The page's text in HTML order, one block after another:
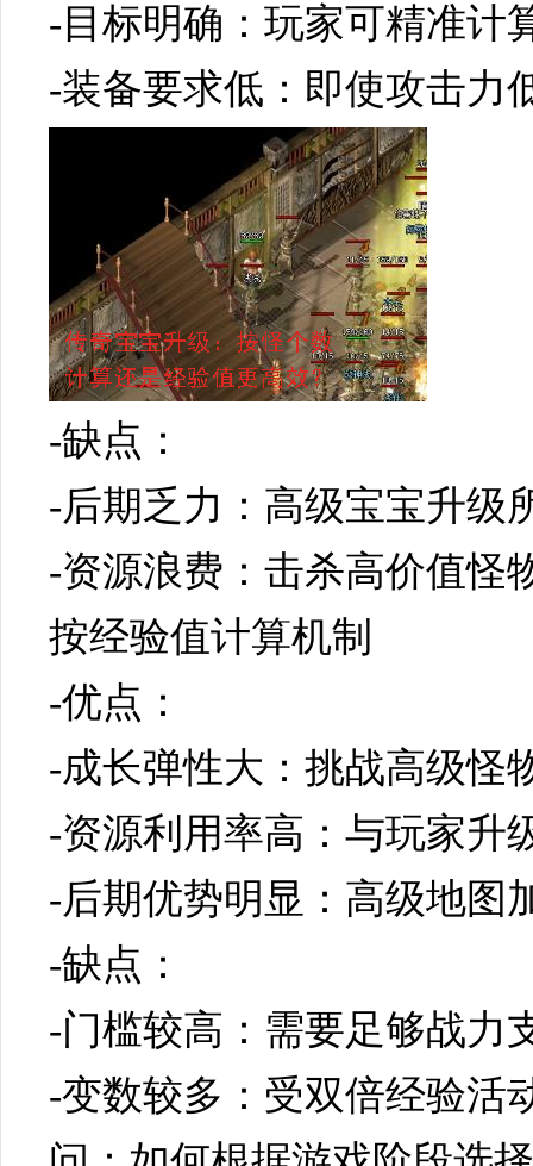
-目标明确：玩家可精准计
-装备要求低：即使攻击力
-缺点：
-后期乏力：高级宝宝升级
-资源浪费：击杀高价值怪
按经验值计算机制
-优点：
-成长弹性大：挑战高级怪
-资源利用率高：与玩家升
-后期优势明显：高级地图
-缺点：
-门槛较高：需要足够战力
-变数较多：受双倍经验活